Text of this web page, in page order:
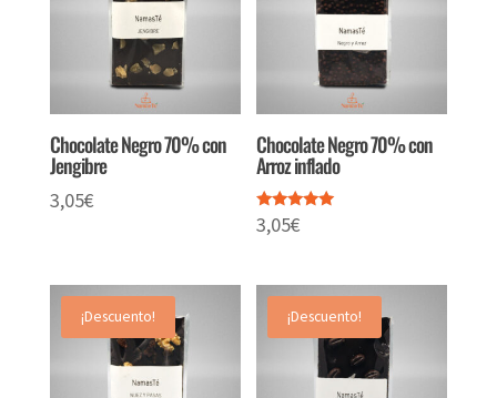
Chocolate Negro 70% con
Jengibre
3,05€
Chocolate Negro 70% con
Arroz inflado
Valorado
con
3,05€
¡Descuento! ¡Descuento!